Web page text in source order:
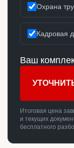
Охрана
Кадровая
Ваш
Итоговая цена
и текущих
бесплатного